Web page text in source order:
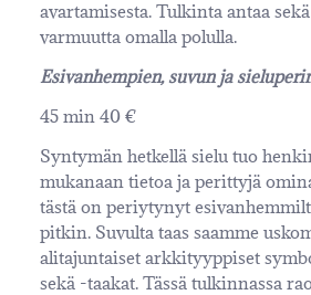
avartamisesta. Tulkinta antaa
varmuutta omalla polulla.
Esivanhempien, suvun ja
45 min 40 €
Syntymän hetkellä sielu tuo
mukanaan tietoa ja perittyjä
tästä on periytynyt
pitkin. Suvulta taas saamme
alitajuntaiset arkkityyppiset
sekä -taakat. Tässä tulkinnassa